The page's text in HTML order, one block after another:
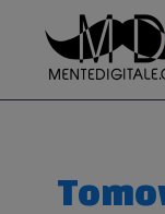
contenuto